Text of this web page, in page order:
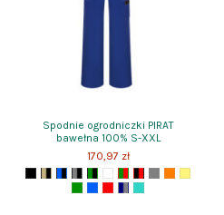
Spodnie ogrodniczki PIRAT
bawełna 100% S-XXL
170,97 zł